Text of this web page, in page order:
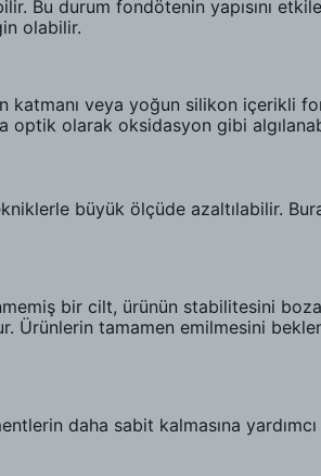
Bu durum fondötenin yapısını
olabilir.
katmanı veya yoğun silikon içerikli
optik olarak oksidasyon gibi
büyük ölçüde azaltılabilir.
bir cilt, ürünün stabilitesini
Ürünlerin tamamen emilmesini
daha sabit kalmasına